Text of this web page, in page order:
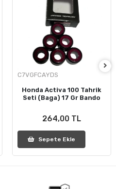
C7VGFCAYDS
Honda Activa 100 Tahrik
Seti (Baga) 17 Gr Bando
264,00 TL
Sepete Ekle